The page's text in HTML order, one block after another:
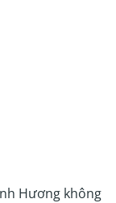
Hương không